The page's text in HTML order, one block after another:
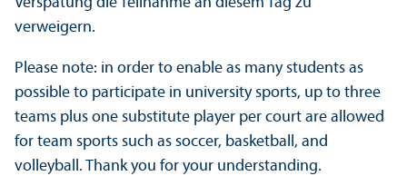
verweigern.
Please note: in order to enable as many students as
possible to participate in university sports, up to three
teams plus one substitute player per court are allowed
for team sports such as soccer, basketball, and
volleyball. Thank you for your understanding.